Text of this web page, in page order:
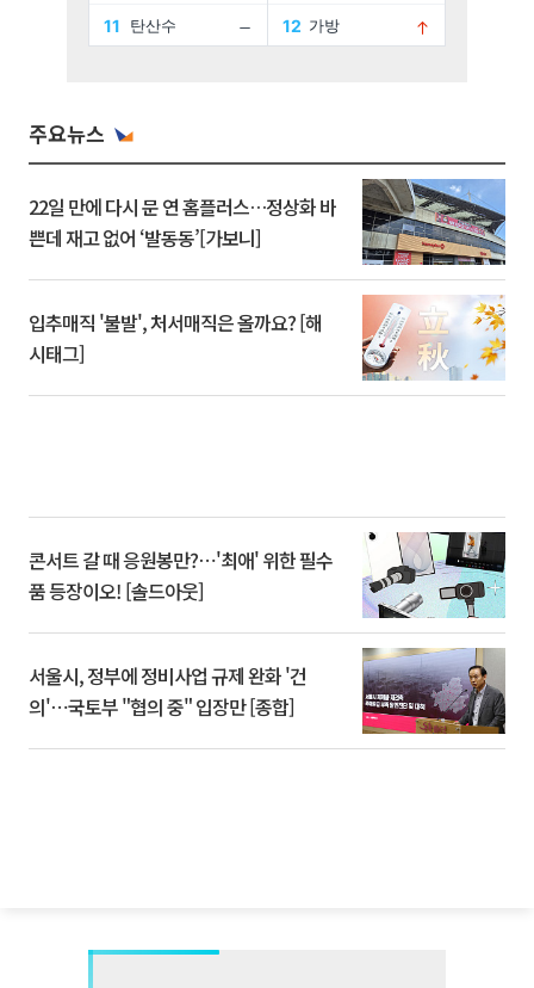
주요뉴스
22일 만에 다시 문 연 홈플러스…정상화 바
쁜데 재고 없어 ‘발동동’[가보니]
입추매직 '불발', 처서매직은 올까요? [해
시태그]
콘서트 갈 때 응원봉만?⋯'최애' 위한 필수
품 등장이오! [솔드아웃]
서울시, 정부에 정비사업 규제 완화 '건
의'⋯국토부 "협의 중" 입장만 [종합]